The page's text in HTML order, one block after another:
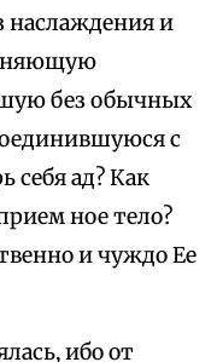
наслаждения и
без обычных
с
себя ад? Как
ное тело?
и чуждо Ее
ибо от